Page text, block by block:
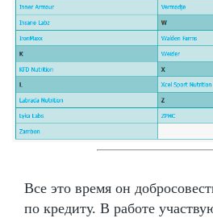
Все это время он
по кредиту. В работе